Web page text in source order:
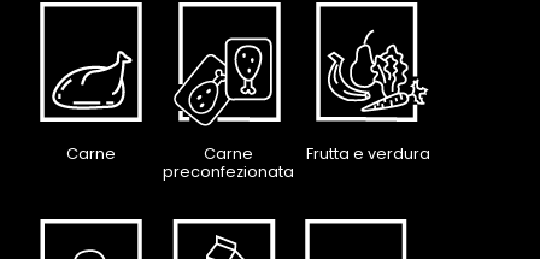
Carne
Carne
preconfezionata
Frutta e verdura